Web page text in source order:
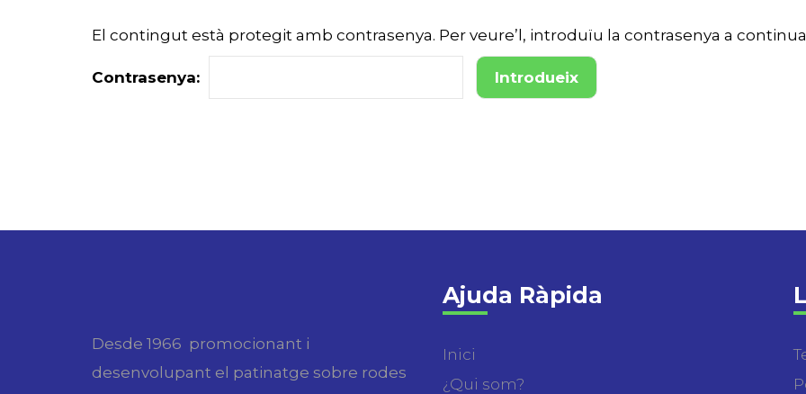
El contingut està protegit amb contrasenya. Per veure’l, introduïu la contrasenya a
Contrasenya:
Desde 1966 promocionant i
desenvolupant el patinatge sobre rodes
Ajuda Ràpida
Inici
¿Qui som?